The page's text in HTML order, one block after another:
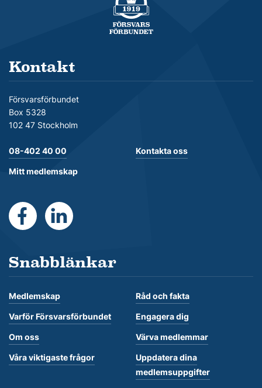
Kontakt
Försvarsförbundet
Box 5328
102 47 Stockholm
08-402 40 00
Mitt medlemskap
Kontakta oss
https://www.facebook.com/Forsvarsforbundet
https://se.linkedin.com/company/
Snabblänkar
Medlemskap
Varför Försvarsförbundet
Om oss
Våra viktigaste frågor
Råd och fakta
Engagera dig
Värva medlemmar
Uppdatera dina
medlemsuppgifter